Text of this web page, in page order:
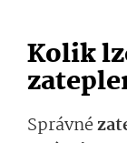
Kolik
Správné